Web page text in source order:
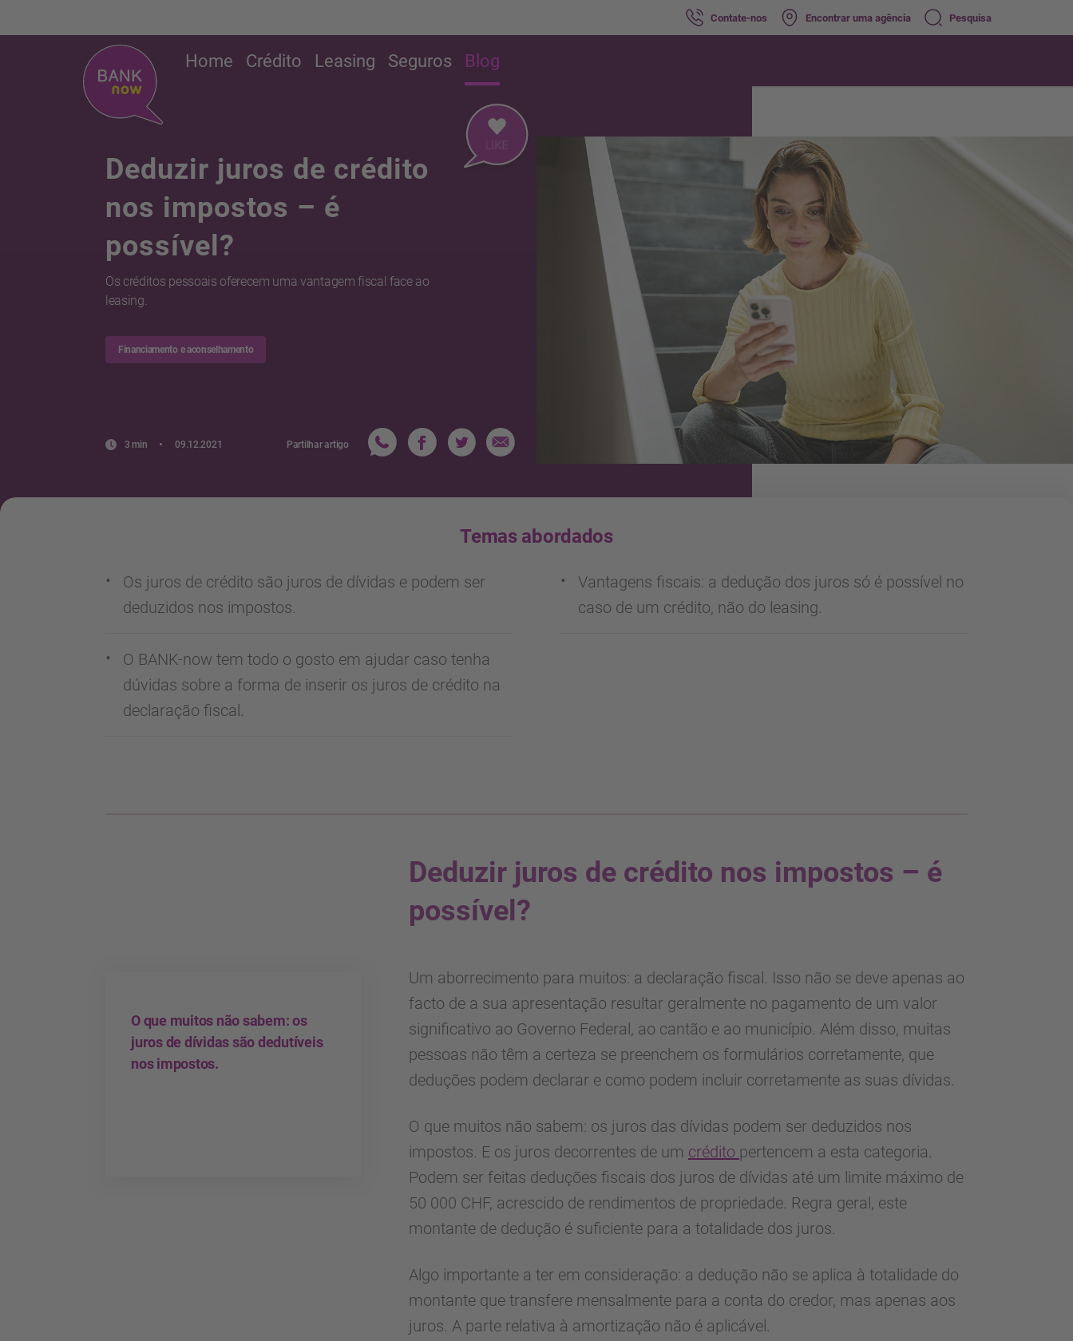
Contate-nos Encontrar uma agência Pesquisa
Home Crédito Leasing Seguros Blog
Deduzir juros de crédito
nos impostos – é
possível?
Os créditos pessoais oferecem uma vantagem fiscal face ao
leasing.
Financiamento e aconselhamento
3 min 09.12.2021 Partilhar artigo
Temas abordados
Os juros de crédito são juros de dívidas e podem ser
deduzidos nos impostos.
Vantagens fiscais: a dedução dos juros só é possível no
caso de um crédito, não do leasing.
O BANK-now tem todo o gosto em ajudar caso tenha
dúvidas sobre a forma de inserir os juros de crédito na
declaração fiscal.
Deduzir juros de crédito nos impostos – é
possível?
O que muitos não sabem: os
juros de dívidas são dedutíveis
nos impostos.
Um aborrecimento para muitos: a declaração fiscal. Isso não se deve apenas ao
facto de a sua apresentação resultar geralmente no pagamento de um valor
significativo ao Governo Federal, ao cantão e ao município. Além disso, muitas
pessoas não têm a certeza se preenchem os formulários corretamente, que
deduções podem declarar e como podem incluir corretamente as suas dívidas.
O que muitos não sabem: os juros das dívidas podem ser deduzidos nos
impostos. E os juros decorrentes de um crédito pertencem a esta categoria.
Podem ser feitas deduções fiscais dos juros de dívidas até um limite máximo de
50 000 CHF, acrescido de rendimentos de propriedade. Regra geral, este
montante de dedução é suficiente para a totalidade dos juros.
Algo importante a ter em consideração: a dedução não se aplica à totalidade do
montante que transfere mensalmente para a conta do credor, mas apenas aos
juros. A parte relativa à amortização não é aplicável.